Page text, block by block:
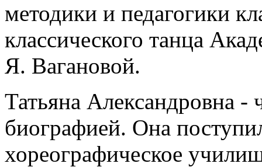
методики и педагогики
классического танца
Я. Вагановой.
Татьяна Александровна -
биографией. Она
хореографическое